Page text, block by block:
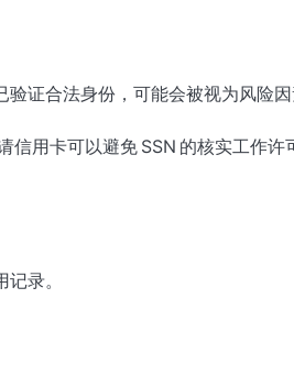
证合法身份，可能会被视为风险因
信用卡可以避免 SSN 的核实工作许
录。